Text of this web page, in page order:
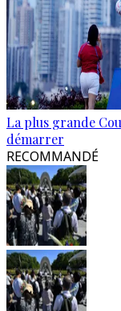
La plus grande
démarrer
RECOMMANDÉ